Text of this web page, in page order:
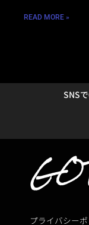
READ MORE »
SNS
プライバシー